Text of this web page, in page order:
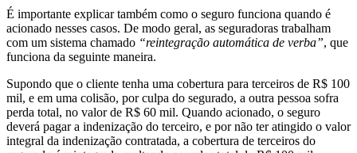
É importante explicar também como o seguro funciona quando é
acionado nesses casos. De modo geral, as seguradoras trabalham
com um sistema chamado “reintegração automática de verba”, que
funciona da seguinte maneira.
Supondo que o cliente tenha uma cobertura para terceiros de R$ 100
mil, e em uma colisão, por culpa do segurado, a outra pessoa sofra
perda total, no valor de R$ 60 mil. Quando acionado, o seguro
deverá pagar a indenização do terceiro, e por não ter atingido o valor
integral da indenização contratada, a cobertura de terceiros do